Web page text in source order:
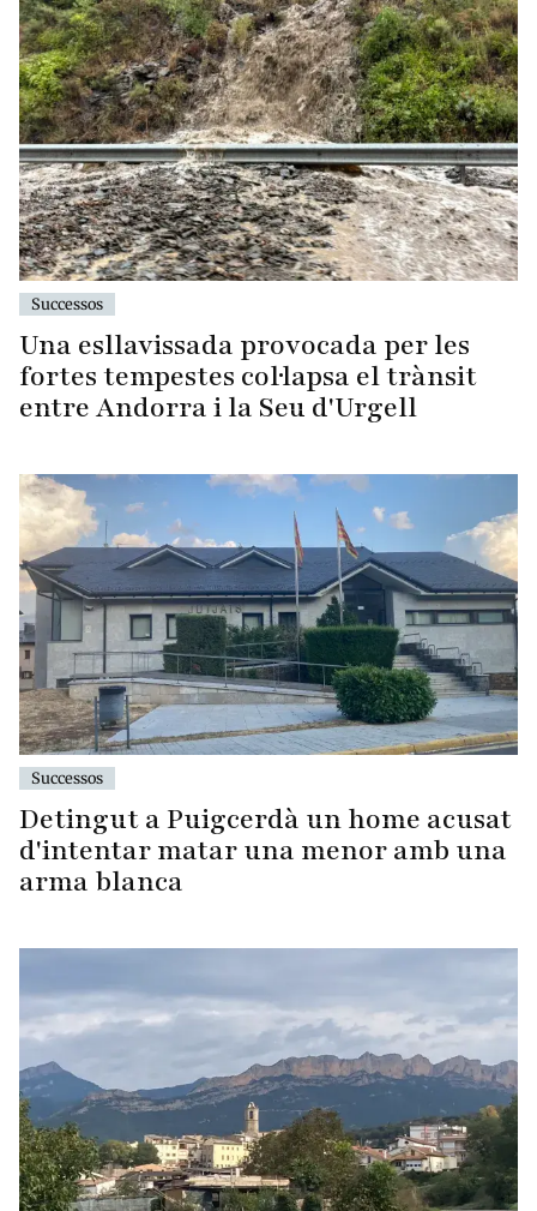
Successos
Una esllavissada provocada per les
fortes tempestes col·lapsa el trànsit
entre Andorra i la Seu d'Urgell
Successos
Detingut a Puigcerdà un home acusat
d'intentar matar una menor amb una
arma blanca